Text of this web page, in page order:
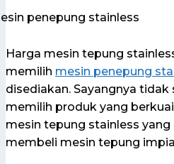
Harga mesin tepung
memilih mesin penepung
disediakan. Sayangnya
memilih produk yang
mesin tepung stainless
membeli mesin tepung